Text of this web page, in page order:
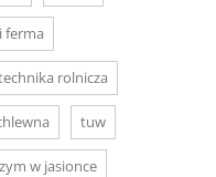
ferma
rolnicza
tuw
w jasionce